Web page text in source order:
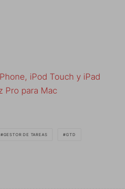
iPod Touch y iPad
Pro para Mac
GESTOR DE TAREAS GTD